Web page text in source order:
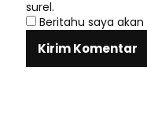
surel.
Beritahu saya